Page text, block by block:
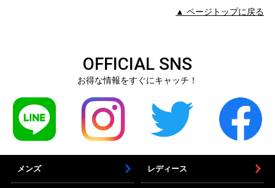
▲ ページトップに戻る
OFFICIAL SNS
お得な情報をすぐにキャッチ！
メンズ レディース